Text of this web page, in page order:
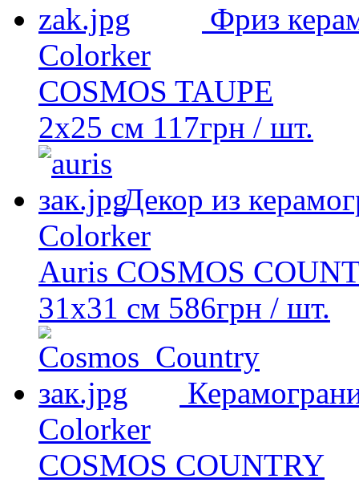
Фриз
Colorker
COSMOS TAUPE
2х25 см 117грн / шт.
Декор из
Colorker
Auris COSMOS
31х31 см 586грн / шт.
Colorker
COSMOS COUNTRY